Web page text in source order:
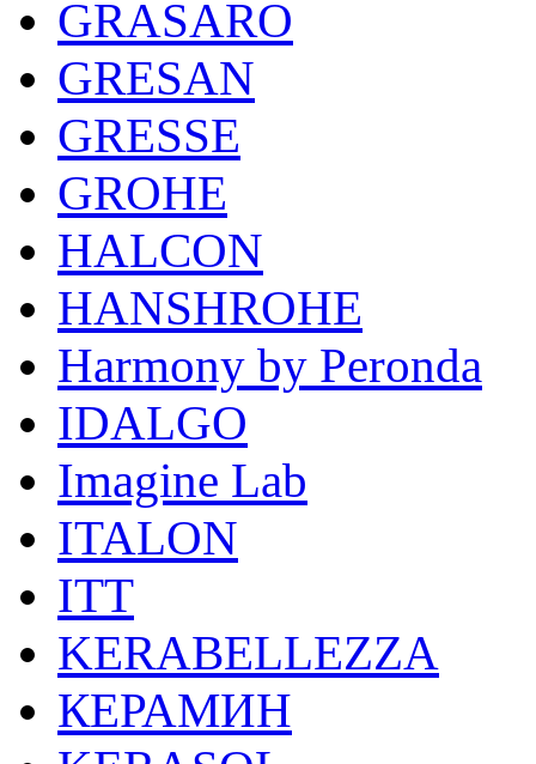
GRASARO
GRESAN
GRESSE
GROHE
HALCON
HANSHROHE
Harmony by Peronda
IDALGO
Imagine Lab
ITALON
ITT
KERABELLEZZA
КЕРАМИН